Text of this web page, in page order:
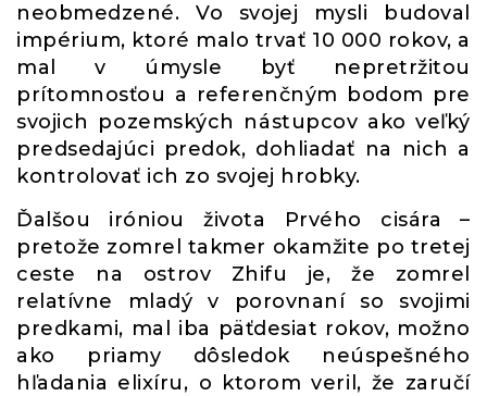
neobmedzené. Vo svojej mysli budoval
impérium, ktoré malo trvať 10 000 rokov, a
mal v úmysle byť nepretržitou
prítomnosťou a referenčným bodom pre
svojich pozemských nástupcov ako veľký
predsedajúci predok, dohliadať na nich a
kontrolovať ich zo svojej hrobky.
Ďalšou iróniou života Prvého cisára –
pretože zomrel takmer okamžite po tretej
ceste na ostrov Zhifu je, že zomrel
relatívne mladý v porovnaní so svojimi
predkami, mal iba päťdesiat rokov, možno
ako priamy dôsledok neúspešného
hľadania elixíru, o ktorom veril, že zaručí